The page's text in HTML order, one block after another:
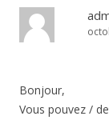
Bonjour,
Vous pouvez /